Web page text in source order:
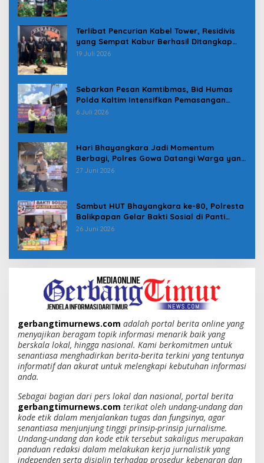
Terlibat Pencurian Kabel Tower, Residivis
yang Sempat Kabur Berhasil Ditangkap
Tim Gabungan di Jeneponto
19 Juli 2026
Sebarkan Pesan Kamtibmas, Bid Humas
Polda Kaltim Intensifkan Pemasangan
Spanduk serta Pembagian Stiker
6 Juli 2026
Hari Bhayangkara Jadi Momentum
Berbagi, Polres Gowa Datangi Warga yang
Membutuhkan
27 Juni 2026
Sambut HUT Bhayangkara ke-80, Polresta
Balikpapan Gelar Bakti Sosial di Panti
Asuhan Jabal Rahmah
26 Juni 2026
gerbangtimurnews.com adalah portal berita online yang
menyajikan beragam topik informasi menarik baik yang
berskala lokal, hingga nasional. Kami berkomitmen untuk
senantiasa menghadirkan berita-berita terkini yang tentunya
informatif dan akurat untuk melengkapi kebutuhan informasi
anda.
Sebagai bagian dari pers lokal dan nasional, portal berita
gerbangtimurnews.com terikat oleh undang-undang dan
kode etik dalam menjalankan tugas dan fungsinya, agar
senantiasa menjunjung tinggi prinsip-prinsip jurnalisme.
Undang-undang dan kode etik tersebut sakaligus merupakan
panduan redaksi dalam melakukan kerja jurnalistik yang
independen serta disiplin terhadap prosedur kebenaran dan